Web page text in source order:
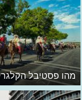
מהו פסטיבל